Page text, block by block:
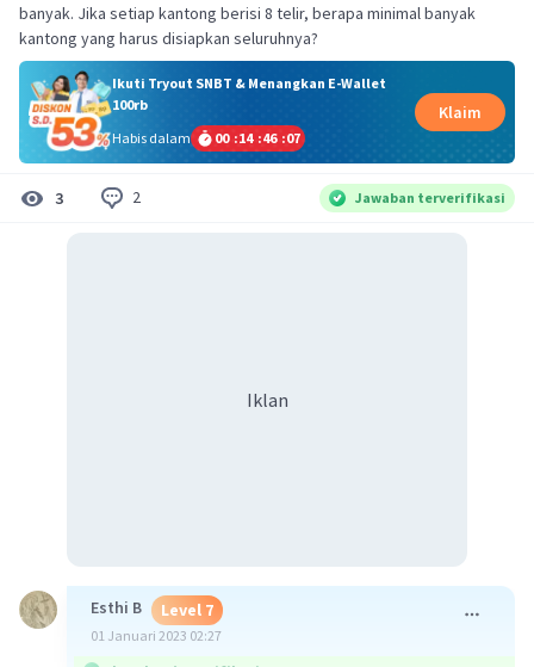
banyak. Jika setiap kantong berisi 8 telir, berapa minimal banyak
kantong yang harus disiapkan seluruhnya?
Ikuti Tryout SNBT & Menangkan E-Wallet
100rb
Habis dalam
00 :14 :46 :06
Klaim
3 2 Jawaban terverifikasi
Iklan
Esthi B Level 7
01 Januari 2023 02:27